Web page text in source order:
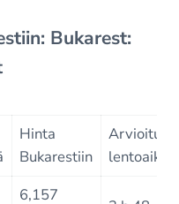
Bukarest:
Hinta
Bukarestiin
Arvioitu
lentoaika
6,157